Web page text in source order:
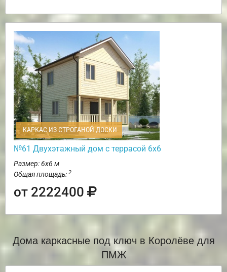
КАРКАС ИЗ СТРОГАНОЙ ДОСКИ
№61 Двухэтажный дом с террасой 6х6
Размер: 6х6 м
Общая площадь: 2
от 2222400
Дома каркасные под ключ в Королёве для
ПМЖ